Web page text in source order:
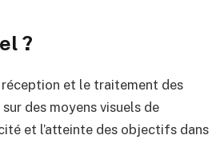
?
et le traitement des
des moyens visuels de
et l’atteinte des objectifs dans